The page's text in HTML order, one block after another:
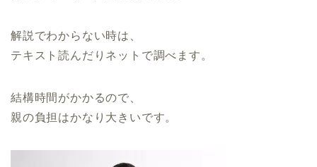
解説でわからない時は、
テキスト読んだりネットで調べます。
結構時間がかかるので、
親の負担はかなり大きいです。